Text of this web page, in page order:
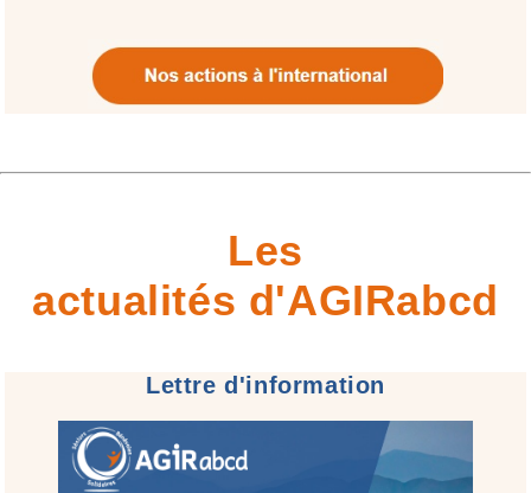
Les
actualités d'AGIRabcd
Lettre d'information